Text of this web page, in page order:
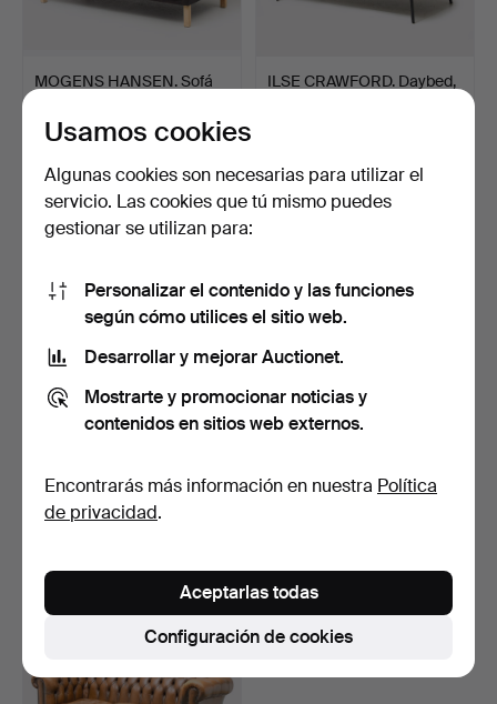
MOGENS HANSEN. Sofá
3 horas 3 min
317 USD
ILSE CRAWFORD. Daybed,
254 USD
mitad del siglo XIX.
4 días
11 pujas
1900.
6 días
Usamos cookies
Algunas cookies son necesarias para utilizar el
servicio. Las cookies que tú mismo puedes
gestionar se utilizan para:
Personalizar el contenido y las funciones
según cómo utilices el sitio web.
Desarrollar y mejorar Auctionet.
Mostrarte y promocionar noticias y
contenidos en sitios web externos.
Encontrarás más información en nuestra Política
de privacidad.
Configuración de cookies
Aceptarlas todas